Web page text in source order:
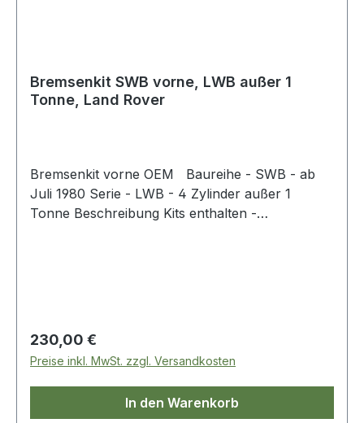
Bremsenkit SWB vorne, LWB außer 1
Tonne, Land Rover
Bremsenkit vorne OEM Baureihe - SWB - ab
Juli 1980 Serie - LWB - 4 Zylinder außer 1
Tonne Beschreibung Kits enthalten -
Regulärer Preis:
230,00 €
Preise inkl. MwSt. zzgl. Versandkosten
In den Warenkorb